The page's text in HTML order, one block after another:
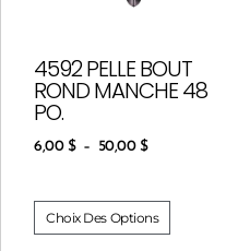
4592 PELLE BOUT
ROND MANCHE 48
PO.
6,00 $ – 50,00 $
Choix Des Options